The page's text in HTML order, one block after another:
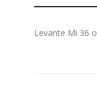
of
gallery
Levante Mi 36 o